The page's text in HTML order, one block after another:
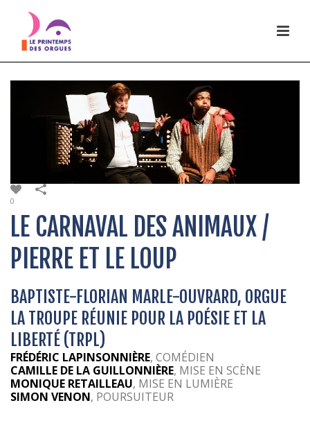
0
LE CARNAVAL DES ANIMAUX /
PIERRE ET LE LOUP
BAPTISTE-FLORIAN MARLE-OUVRARD, ORGUE
LA TROUPE RÉUNIE POUR LA POÉSIE ET LA
LIBERTÉ (TRPL)
FRÉDÉRIC LAPINSONNIÈRE, COMÉDIEN
CAMILLE DE LA GUILLONNIÈRE, MISE EN SCÈNE
MONIQUE RETAILLEAU, MISE EN LUMIÈRE
SIMON VENON, POURSUITEUR